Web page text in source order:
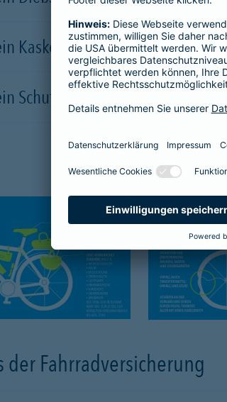
Kasko-Schutz
Schutzbrief
Kasko-Schutz
der Fahrradversicherung